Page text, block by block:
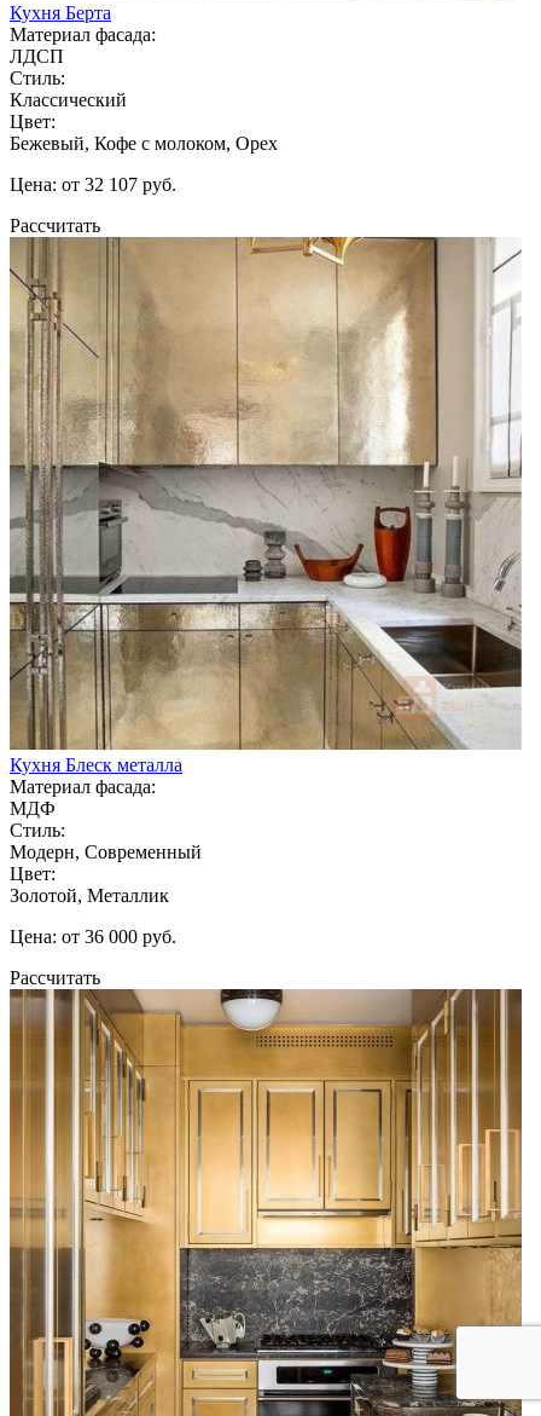
Кухня Берта
Материал фасада:
ЛДСП
Стиль:
Классический
Цвет:
Бежевый, Кофе с молоком, Орех
Цена: от 32 107 руб.
Рассчитать
Кухня Блеск металла
Материал фасада:
МДФ
Стиль:
Модерн, Современный
Цвет:
Золотой, Металлик
Цена: от 36 000 руб.
Рассчитать